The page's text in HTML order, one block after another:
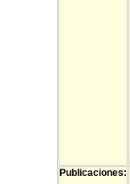
Publicaciones: